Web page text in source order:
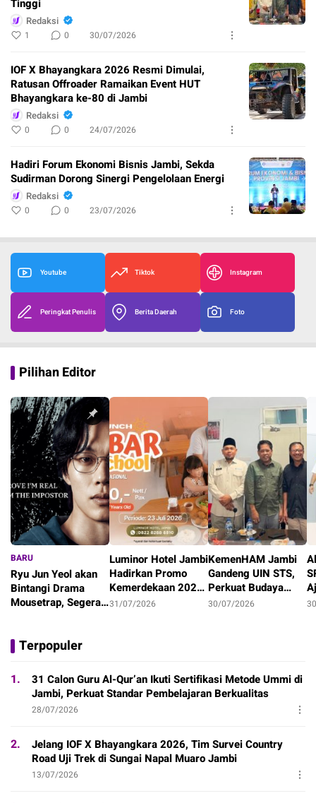
Tinggi
Redaksi
1 0 30/07/2026
IOF X Bhayangkara 2026 Resmi Dimulai,
Ratusan Offroader Ramaikan Event HUT
Bhayangkara ke-80 di Jambi
Redaksi
0 0 24/07/2026
Hadiri Forum Ekonomi Bisnis Jambi, Sekda
Sudirman Dorong Sinergi Pengelolaan Energi
Redaksi
0 0 23/07/2026
Youtube Tiktok Instagram
Peringkat Penulis Berita Daerah Foto
Pilihan Editor
BARU
Ryu Jun Yeol akan
Bintangi Drama
Mousetrap, Segera
Luminor Hotel Jambi
Hadirkan Promo
Kemerdekaan 2026,
Staycation Keluarga
31/07/2026
KemenHAM Jambi
Gandeng UIN STS,
Perkuat Budaya
HAM Lewat Tri
30/07/2026
Terpopuler
1.
31 Calon Guru Al-Qur’an Ikuti Sertifikasi Metode Ummi di
Jambi, Perkuat Standar Pembelajaran Berkualitas
28/07/2026
2.
Jelang IOF X Bhayangkara 2026, Tim Survei Country
Road Uji Trek di Sungai Napal Muaro Jambi
13/07/2026